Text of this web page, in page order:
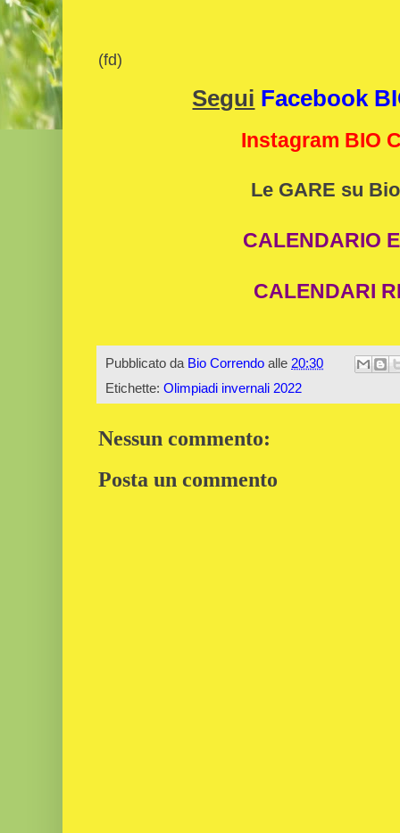
(fd)
Segui Facebook
Instagram BIO
Le GARE su
CALENDARIO
CALENDARI
Pubblicato da Bio Correndo alle 20:30
Etichette: Olimpiadi invernali 2022
Nessun commento:
Posta un commento